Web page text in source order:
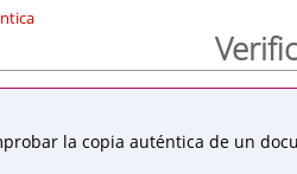
la copia auténtica de un